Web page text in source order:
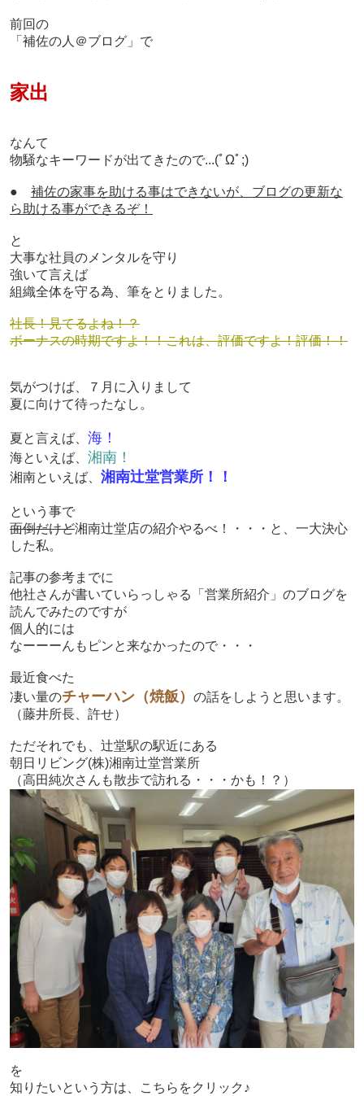
前回の
「補佐の人＠ブログ」で
家出
なんて
物騒なキーワードが出てきたので...(ﾟΩﾟ;)
● 補佐の家事を助ける事はできないが、ブログの更新な
ら助ける事ができるぞ！
と
大事な社員のメンタルを守り
強いて言えば
組織全体を守る為、筆をとりました。
社長！見てるよね！？
ボーナスの時期ですよ！！これは、評価ですよ！評価！！
気がつけば、７月に入りまして
夏に向けて待ったなし。
夏と言えば、 海！
海といえば、 湘南！
湘南といえば、 湘南辻堂営業所！！
という事で
面倒だけど湘南辻堂店の紹介やるべ！・・・と、一大決心
した私。
記事の参考までに
他社さんが書いていらっしゃる
「営業所紹介」のブログを
読んでみたのですが
個人的には
なーーーんもピンと来なかったので・・・
最近食べた
凄い量のチャーハン（焼飯） の話をしようと思います。
（藤井所長、許せ）
ただそれでも、辻堂駅の駅近にある
朝日リビング(株)湘南辻堂営業所
（高田純次さんも散歩で訪れる・・・かも！？ ）
を
知りたいという方は、
こちらをクリック♪